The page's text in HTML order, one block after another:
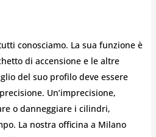
conosciamo. La sua funzione è
di accensione e le altre
del suo profilo deve essere
Un’imprecisione,
o danneggiare i cilindri,
La nostra officina a Milano